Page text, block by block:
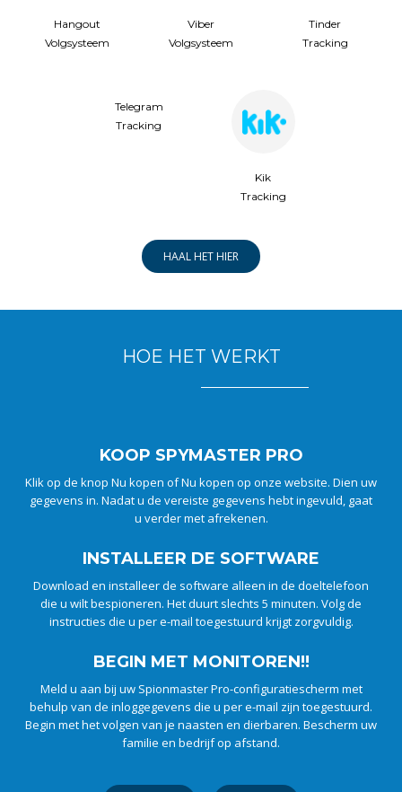
Hangout
Volgsysteem
Viber
Volgsysteem
Tinder
Tracking
Telegram
Tracking
Kik
Tracking
HAAL HET HIER
HOE HET WERKT
KOOP SPYMASTER PRO
Klik op de knop Nu kopen of Nu kopen op onze website. Dien uw
gegevens in. Nadat u de vereiste gegevens hebt ingevuld, gaat
u verder met afrekenen.
INSTALLEER DE SOFTWARE
Download en installeer de software alleen in de doeltelefoon
die u wilt bespioneren. Het duurt slechts 5 minuten. Volg de
instructies die u per e-mail toegestuurd krijgt zorgvuldig.
BEGIN MET MONITOREN!!
Meld u aan bij uw Spionmaster Pro-configuratiescherm met
behulp van de inloggegevens die u per e-mail zijn toegestuurd.
Begin met het volgen van je naasten en dierbaren. Bescherm uw
familie en bedrijf op afstand.